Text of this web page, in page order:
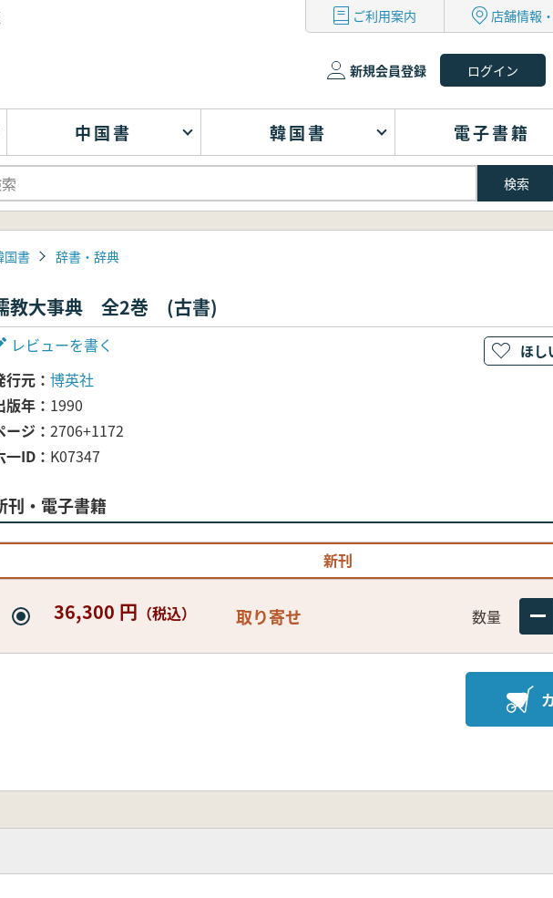
ご利用案内 店舗情報
新規会員登録
中国書 韓国書 電子書籍
国書 辞書・辞典
教大事典 全2巻 (古書)
レビューを書く
行元
博英社
版年
1990
ージ
2706+1172
一ID
K07347
刊・電子書籍
新刊
36,300 円 （税込） 取り寄せ 数量
ほし